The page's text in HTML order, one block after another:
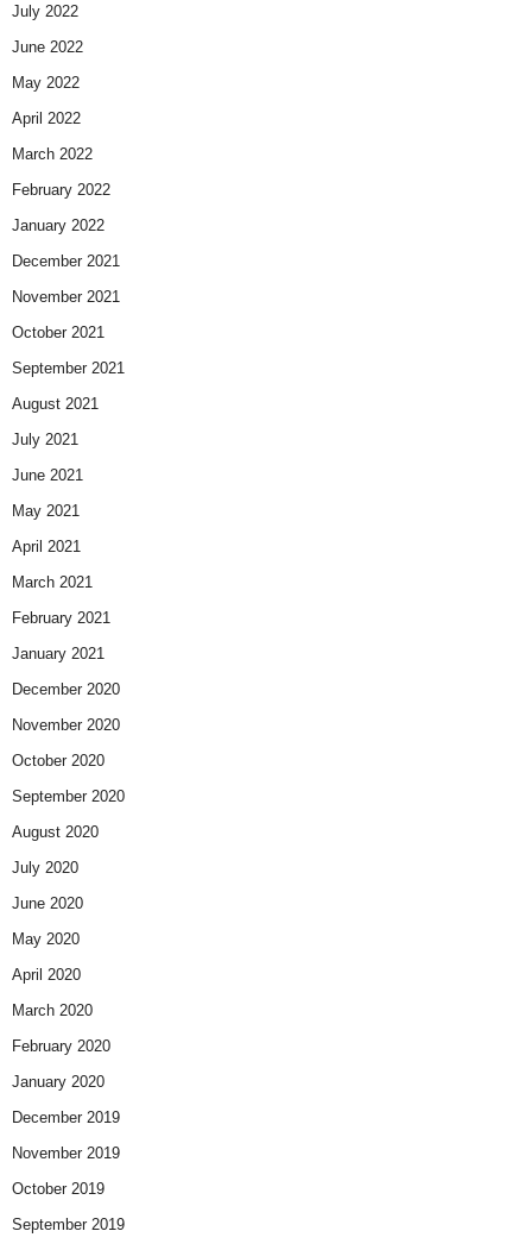
July 2022
June 2022
May 2022
April 2022
March 2022
February 2022
January 2022
December 2021
November 2021
October 2021
September 2021
August 2021
July 2021
June 2021
May 2021
April 2021
March 2021
February 2021
January 2021
December 2020
November 2020
October 2020
September 2020
August 2020
July 2020
June 2020
May 2020
April 2020
March 2020
February 2020
January 2020
December 2019
November 2019
October 2019
September 2019